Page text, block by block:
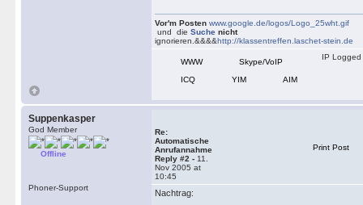
Vor'm Posten www.google.de/logos/Logo_25wht.gif
und die Suche nicht
ignorieren.&&&&http://klassentreffen.laschet-stein.de
WWW
Skype/VoIP
ICQ
YIM AIM
IP Logged
Suppenkasper
God Member
Offline
Phoner-Support
Re:
Automatische
Anrufannahme
Reply #2 - 11.
Nov 2005 at
10:45
Print Post
Nachtrag: